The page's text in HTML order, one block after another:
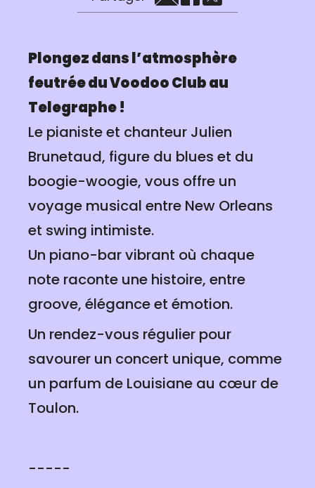
Plongez dans l’atmosphère
feutrée du Voodoo Club au
Telegraphe !
Le pianiste et chanteur Julien
Brunetaud, figure du blues et du
boogie-woogie, vous offre un
voyage musical entre New Orleans
et swing intimiste.
Un piano-bar vibrant où chaque
note raconte une histoire, entre
groove, élégance et émotion.
Un rendez-vous régulier pour
savourer un concert unique, comme
un parfum de Louisiane au cœur de
Toulon.
-----